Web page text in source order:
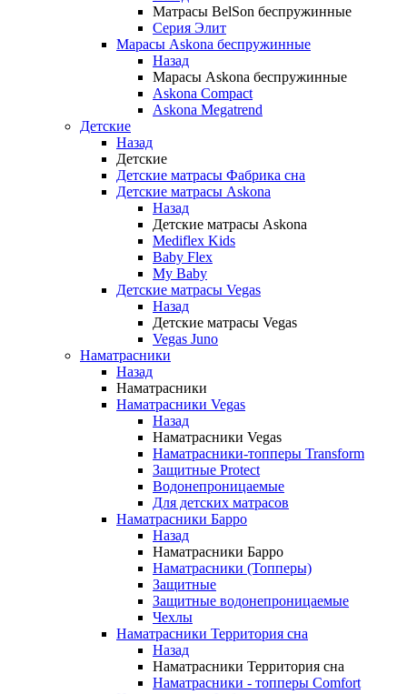
Матрасы BelSon беспружинные
Серия Элит
Марасы Askona беспружинные
Назад
Марасы Askona беспружинные
Askona Compact
Askona Megatrend
Детские
Назад
Детские
Детские матрасы Фабрика сна
Детские матрасы Askona
Назад
Детские матрасы Askona
Mediflex Kids
Baby Flex
My Baby
Детские матрасы Vegas
Назад
Детские матрасы Vegas
Vegas Juno
Наматрасники
Назад
Наматрасники
Наматрасники Vegas
Назад
Наматрасники Vegas
Наматрасники-топперы Transform
Защитные Protect
Водонепроницаемые
Для детских матрасов
Наматрасники Барро
Назад
Наматрасники Барро
Наматрасники (Топперы)
Защитные
Защитные водонепроницаемые
Чехлы
Наматрасники Территория сна
Назад
Наматрасники Территория сна
Наматрасники - топперы Comfort